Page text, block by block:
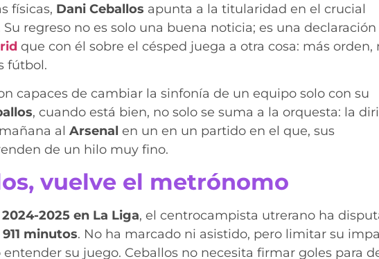
físicas, Dani Ceballos apunta a la titularidad en el crucial
Su regreso no es solo una buena noticia; es una declaración
que con él sobre el césped juega a otra cosa: más orden,
fútbol.
capaces de cambiar la sinfonía de un equipo solo con su
, cuando está bien, no solo se suma a la orquesta: la
al Arsenal en un en un partido en el que, sus
de un hilo muy fino.
vuelve el metrónomo
2024-2025 en La Liga, el centrocampista utrerano ha
911 minutos. No ha marcado ni asistido, pero limitar su
su juego. Ceballos no necesita firmar goles para